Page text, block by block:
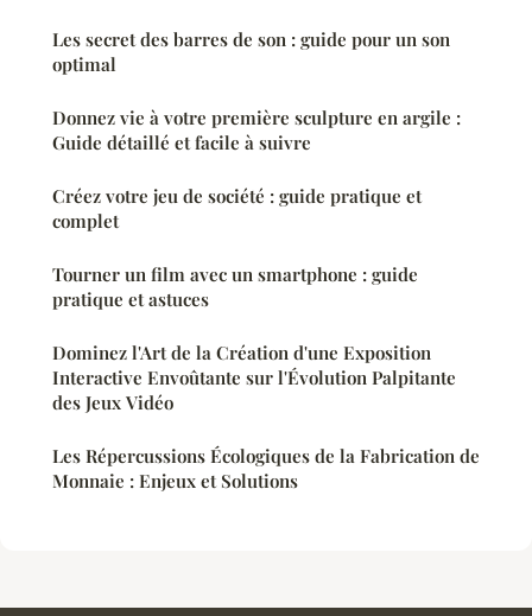
Les secret des barres de son : guide pour un son
optimal
Donnez vie à votre première sculpture en argile :
Guide détaillé et facile à suivre
Créez votre jeu de société : guide pratique et
complet
Tourner un film avec un smartphone : guide
pratique et astuces
Dominez l'Art de la Création d'une Exposition
Interactive Envoûtante sur l'Évolution Palpitante
des Jeux Vidéo
Les Répercussions Écologiques de la Fabrication de
Monnaie : Enjeux et Solutions